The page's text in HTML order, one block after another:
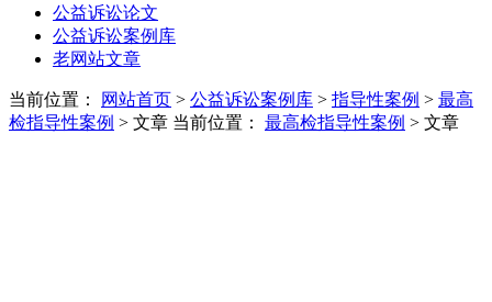
公益诉讼论文
公益诉讼案例库
老网站文章
当前位置： 网站首页 > 公益诉讼案例库 > 指导性案例 > 最高
检指导性案例 > 文章 当前位置： 最高检指导性案例 > 文章